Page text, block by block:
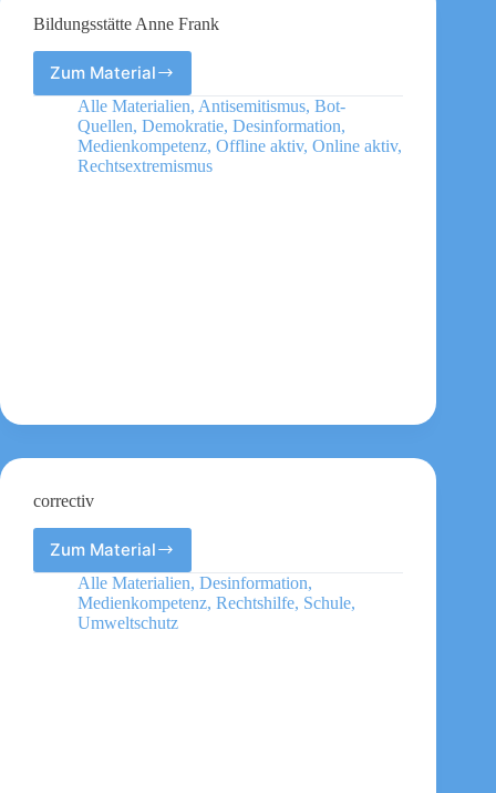
Bildungsstätte Anne Frank
Zum MaterialBildungsstätte
Anne
Frank
Alle Materialien, Antisemitismus, Bot-
Quellen, Demokratie, Desinformation,
Medienkompetenz, Offline aktiv, Online aktiv,
Rechtsextremismus
correctiv
Zum Material
correctiv
Alle Materialien, Desinformation,
Medienkompetenz, Rechtshilfe, Schule,
Umweltschutz